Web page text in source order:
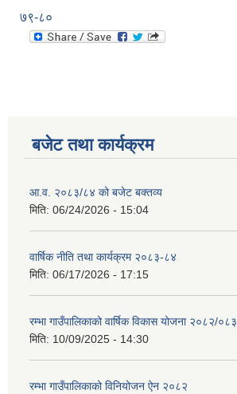
७९-८०
बजेट तथा कार्यक्रम
आ.व. २०८३/८४ को बजेट बक्तव्य
मिति: 06/24/2026 - 15:04
वार्षिक नीति तथा कार्यक्रम २०८३-८४
मिति: 06/17/2026 - 17:15
रम्भा गाउँपालिकाको वार्षिक विकास योजना २०८२/०८३
मिति: 10/09/2025 - 14:30
रम्भा गाउँपालिकाको विनियोजन ऐन २०८२